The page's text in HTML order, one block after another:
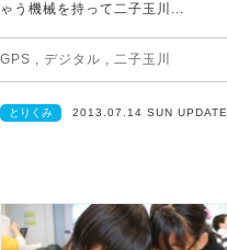
ゃう機械を持って二子玉川...
GPS , デジタル , 二子玉川
とりくみ 2013.07.14 SUN UPDATE